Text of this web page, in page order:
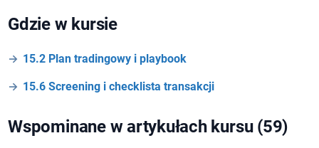
Gdzie w kursie
15.2 Plan tradingowy i playbook
15.6 Screening i checklista transakcji
Wspominane w artykułach kursu (59)